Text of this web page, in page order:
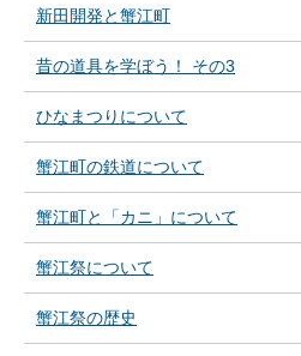
新田開発と蟹江町
昔の道具を学ぼう！ その3
ひなまつりについて
蟹江町の鉄道について
蟹江町と「カニ」について
蟹江祭について
蟹江祭の歴史